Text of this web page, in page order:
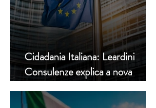
Cidadania Italiana: Leardini
Consulenze explica a nova